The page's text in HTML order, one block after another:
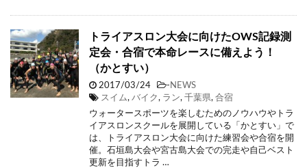
トライアスロン大会に向けたOWS記録測
定会・合宿で本命レースに備えよう！
（かとすい）
2017/03/24 - NEWS
スイム, バイク, ラン, 千葉県, 合宿
ウォータースポーツを楽しむためのノウハウやトラ
イアスロンスクールを展開している「かとすい」で
は、トライアスロン大会に向けた練習会や合宿を開
催。石垣島大会や宮古島大会での完走や自己ベスト
更新を目指すトラ …